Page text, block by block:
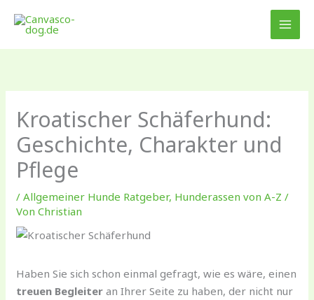
Inhalt
Kroatischer Schäferhund:
Geschichte, Charakter und
Pflege
/Allgemeiner Hunde Ratgeber, Hunderassen von A-Z /
VonChristian
Haben Sie sich schon einmal gefragt, wie es wäre, einen
treuen Begleiter an Ihrer Seite zu haben, der nicht nur